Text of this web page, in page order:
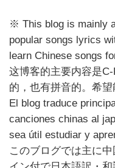
※ This blog is mainly
popular songs lyrics
learn Chinese songs
这博客的主要内容是
的，也有拼音的。希望
El blog traduce
canciones chinas al
sea útil estudiar y
このブログでは主に